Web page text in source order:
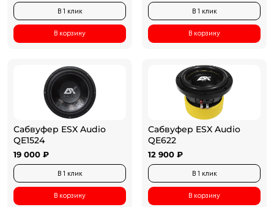
В 1 клик
В корзину
В 1 клик
В корзину
Сабвуфер ESX Audio
QE1524
19 000 ₽
В 1 клик
В корзину
Сабвуфер ESX Audio
QE622
12 900 ₽
В 1 клик
В корзину